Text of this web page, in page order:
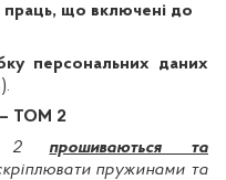
праць, що включені до
персональних даних
ТОМ 2
2прошиваються та
пружинами та